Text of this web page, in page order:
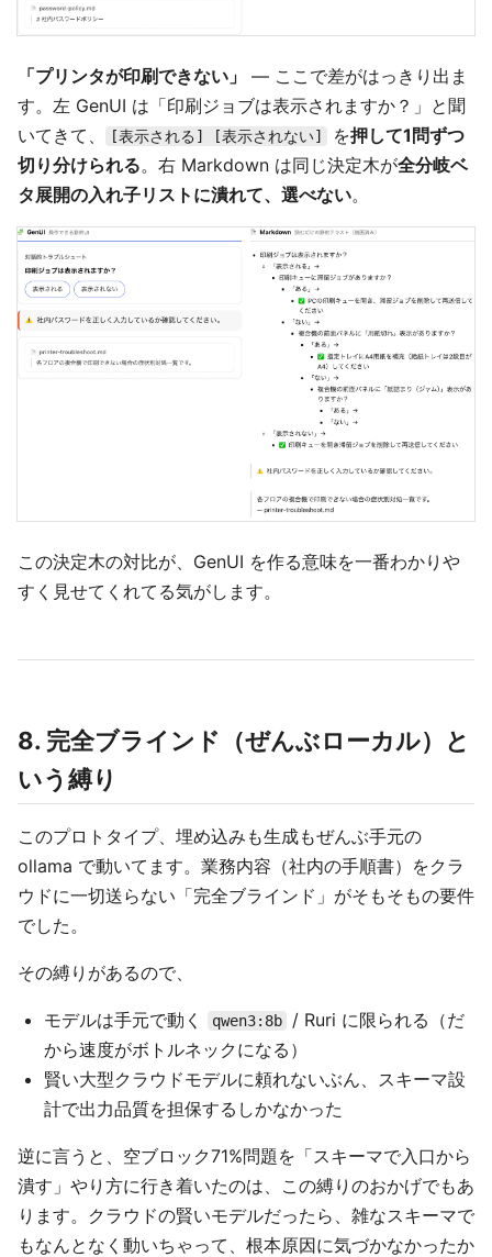
「プリンタが印刷できない」
— ここで差がはっきり出ま
す。左 GenUI は「印刷ジョブは表示されますか？」と聞
いてきて、
[表示される] [表示されない] を押して1問ずつ
切り分けられる。右 Markdown は同じ決定木が全分岐ベ
タ展開の入れ子リストに潰れて、選べない。
この決定木の対比が、GenUI を作る意味を一番わかりや
すく見せてくれてる気がします。
8. 完全ブラインド（ぜんぶローカル）と
いう縛り
このプロトタイプ、埋め込みも生成もぜんぶ手元の
ollama で動いてます。業務内容（社内の手順書）をクラ
ウドに一切送らない「完全ブラインド」がそもそもの要件
でした。
その縛りがあるので、
モデルは手元で動く qwen3:8b
/ Ruri に限られる（だ
から速度がボトルネックになる）
賢い大型クラウドモデルに頼れないぶん、スキーマ設
計で出力品質を担保するしかなかった
逆に言うと、空ブロック71%問題を「スキーマで入口から
潰す」やり方に行き着いたのは、この縛りのおかげでもあ
ります。クラウドの賢いモデルだったら、雑なスキーマで
もなんとなく動いちゃって、根本原因に気づかなかったか